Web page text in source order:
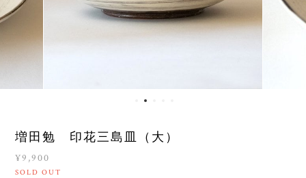
増田勉 印花三島皿（大）
¥9,900
SOLD OUT